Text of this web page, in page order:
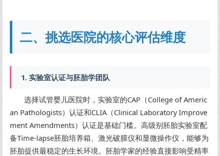
二、挑选医院的核心评估维度
1. 实验室认证与胚胎学团队
选择试管婴儿医院时，实验室的CAP（College of Americ
an Pathologists）认证和CLIA（Clinical Laboratory Improve
ment Amendments）认证是基础门槛。高级别胚胎实验室配
备Time-lapse胚胎培养箱、激光破膜仪和显微操作仪，能够为
胚胎提供最稳定的生长环境。胚胎学家的经验直接影响受精率